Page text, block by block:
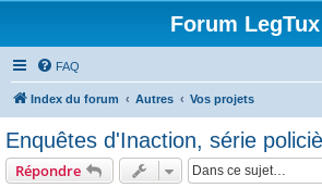
Forum LegTux
FAQ
Index du forum Autres Vos projets
Enquêtes d'Inaction, série
Répondre